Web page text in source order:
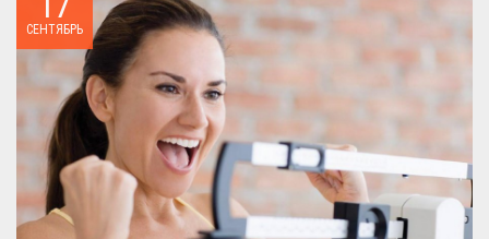
СЕНТЯБРЬ